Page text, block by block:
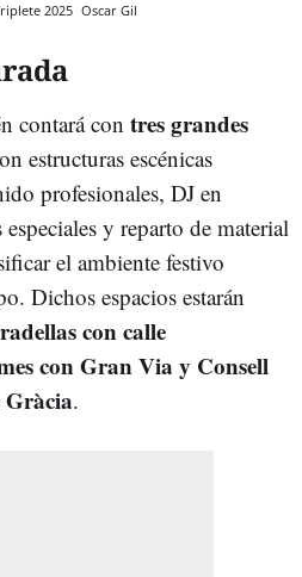
2025 Oscar Gil
contará con tres grandes
estructuras escénicas
profesionales, DJ en
y reparto de material
el ambiente festivo
Dichos espacios estarán
con calle
con Gran Via y Consell
Gràcia.